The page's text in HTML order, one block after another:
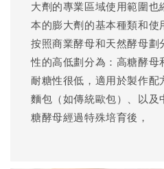
大劑的專業區域使用範圍也
本的膨大劑的基本種類和使
按照商業酵母和天然酵母劃
性的高低劃分為：高糖酵母
耐糖性很低，適用於製作配
麵包（如傳統歐包）、以及
糖酵母經過特殊培育後，